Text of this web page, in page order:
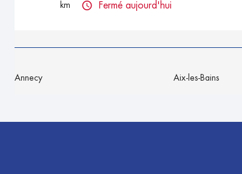
km
Fermé aujourd'hui
Annecy Aix-les-Bains